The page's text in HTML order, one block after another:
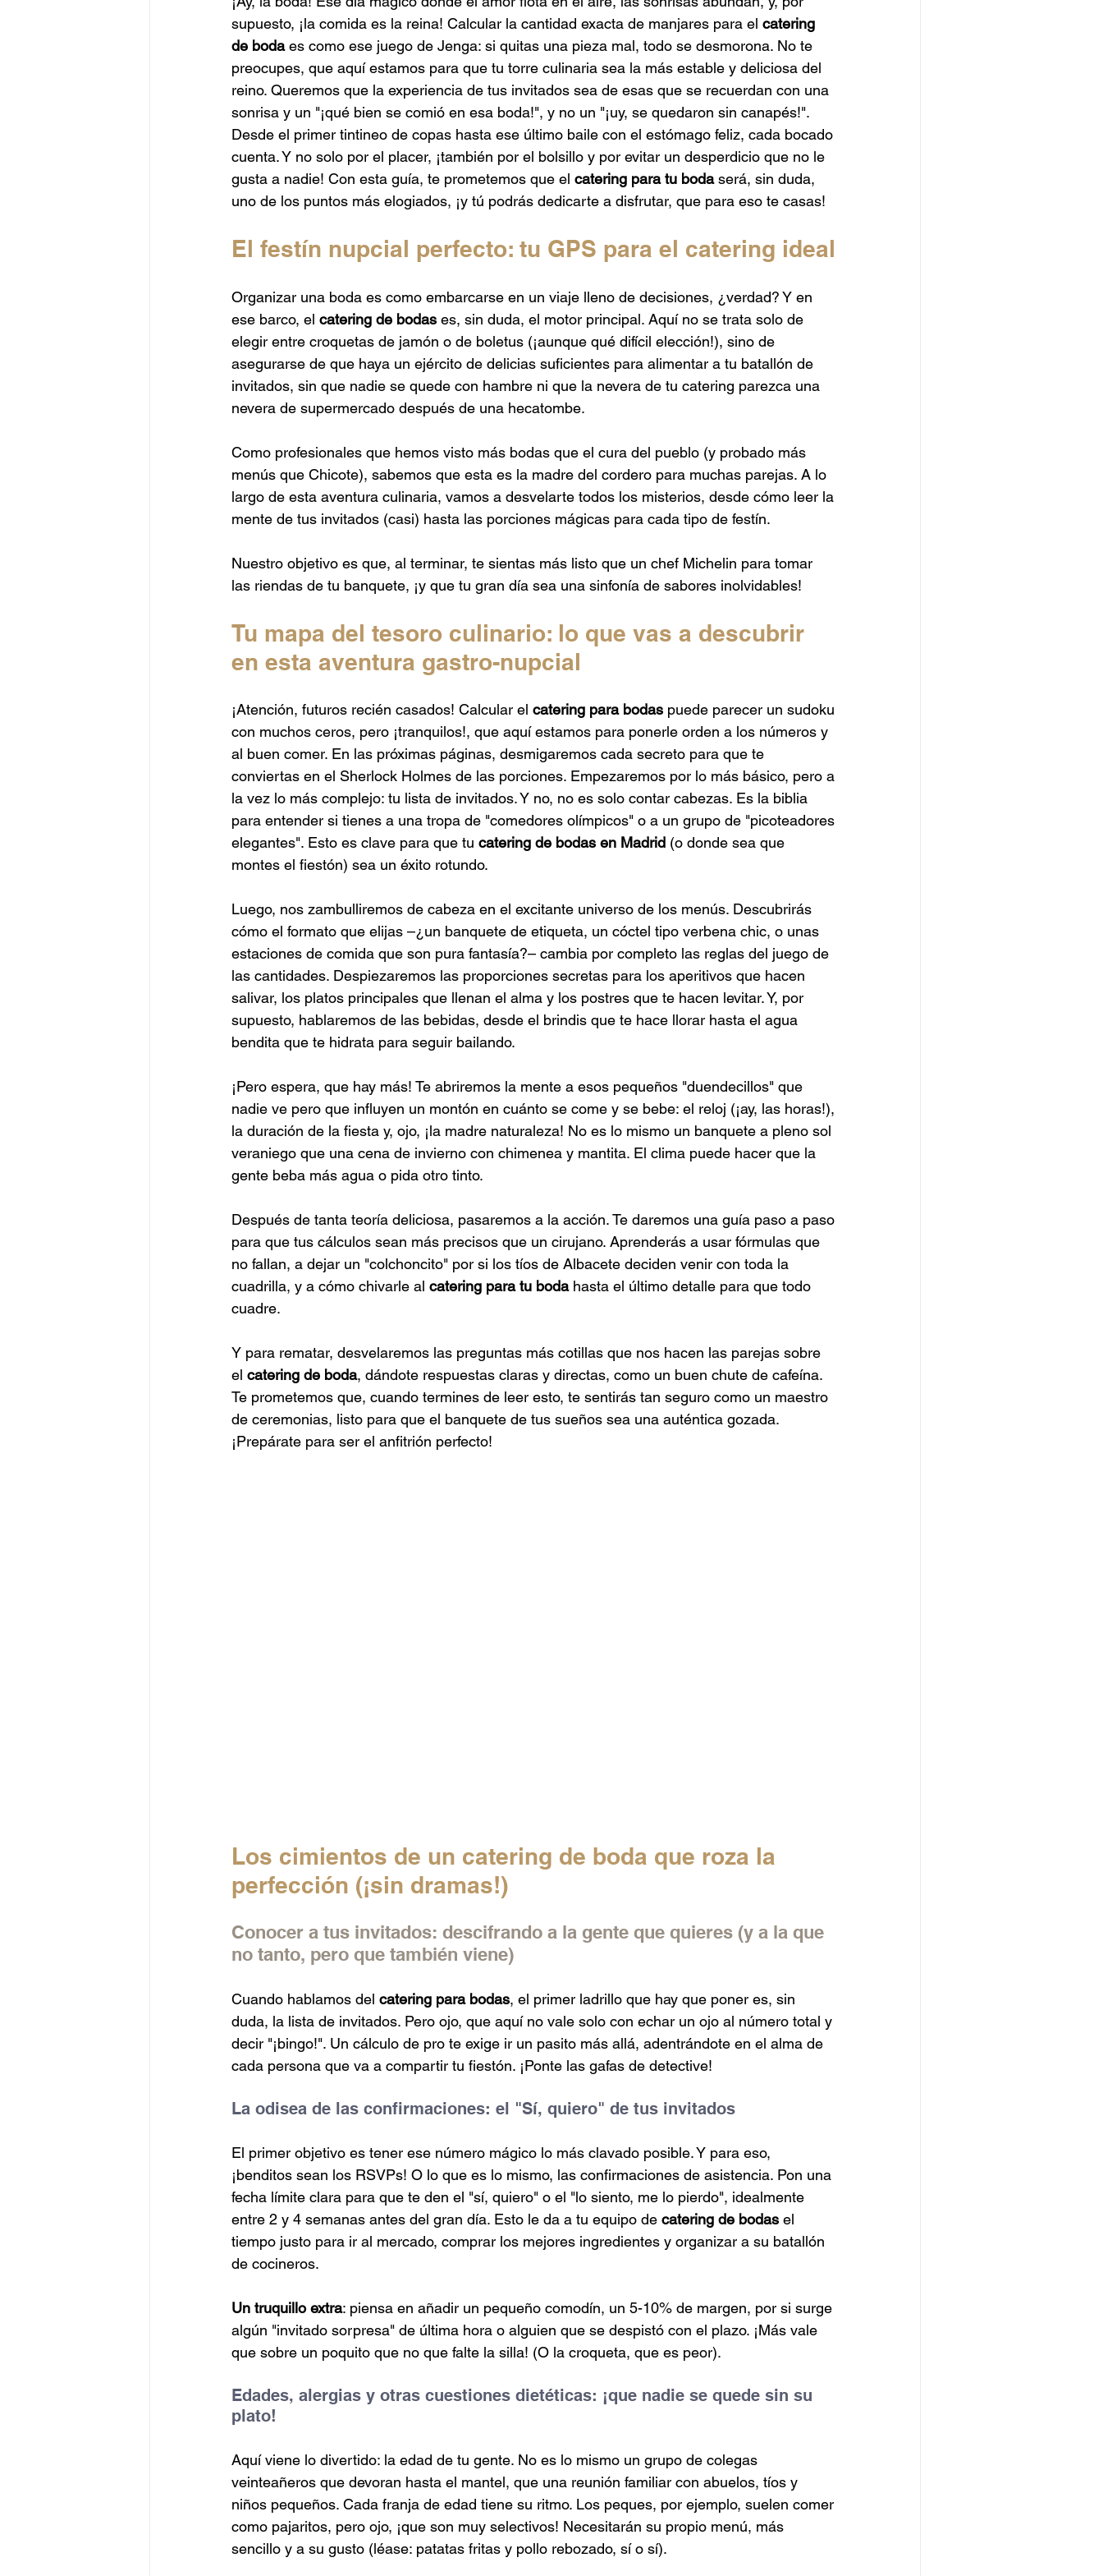
Catering Alta Gama Catering Mexicano Catering de Hamburguesas
Catering Peruano Catering Japonés Catering para Graduaciones
supuesto, ¡la comida es la reina! Calcular la cantidad exacta de manjares para el catering
de boda es como ese juego de Jenga: si quitas una pieza mal, todo se desmorona. No te
preocupes, que aquí estamos para que tu torre culinaria sea la más estable y deliciosa del
reino. Queremos que la experiencia de tus invitados sea de esas que se recuerdan con una
sonrisa y un "¡qué bien se comió en esa boda!", y no un "¡uy, se quedaron sin canapés!".
Desde el primer tintineo de copas hasta ese último baile con el estómago feliz, cada bocado
cuenta. Y no solo por el placer, ¡también por el bolsillo y por evitar un desperdicio que no le
gusta a nadie! Con esta guía, te prometemos que el catering para tu boda será, sin duda,
uno de los puntos más elogiados, ¡y tú podrás dedicarte a disfrutar, que para eso te casas!
El festín nupcial perfecto: tu GPS para el catering ideal
Organizar una boda es como embarcarse en un viaje lleno de decisiones, ¿verdad? Y en
ese barco, el catering de bodas es, sin duda, el motor principal. Aquí no se trata solo de
elegir entre croquetas de jamón o de boletus (¡aunque qué difícil elección!), sino de
asegurarse de que haya un ejército de delicias suficientes para alimentar a tu batallón de
invitados, sin que nadie se quede con hambre ni que la nevera de tu catering parezca una
nevera de supermercado después de una hecatombe.
Como profesionales que hemos visto más bodas que el cura del pueblo (y probado más
menús que Chicote), sabemos que esta es la madre del cordero para muchas parejas. A lo
largo de esta aventura culinaria, vamos a desvelarte todos los misterios, desde cómo leer la
mente de tus invitados (casi) hasta las porciones mágicas para cada tipo de festín.
Nuestro objetivo es que, al terminar, te sientas más listo que un chef Michelin para tomar
las riendas de tu banquete, ¡y que tu gran día sea una sinfonía de sabores inolvidables!
Tu mapa del tesoro culinario: lo que vas a descubrir
en esta aventura gastro-nupcial
¡Atención, futuros recién casados! Calcular el catering para bodas puede parecer un sudoku
con muchos ceros, pero ¡tranquilos!, que aquí estamos para ponerle orden a los números y
al buen comer. En las próximas páginas, desmigaremos cada secreto para que te
conviertas en el Sherlock Holmes de las porciones. Empezaremos por lo más básico, pero a
la vez lo más complejo: tu lista de invitados. Y no, no es solo contar cabezas. Es la biblia
para entender si tienes a una tropa de "comedores olímpicos" o a un grupo de "picoteadores
elegantes". Esto es clave para que tu catering de bodas en Madrid (o donde sea que
montes el fiestón) sea un éxito rotundo.
Luego, nos zambulliremos de cabeza en el excitante universo de los menús. Descubrirás
cómo el formato que elijas –¿un banquete de etiqueta, un cóctel tipo verbena chic, o unas
estaciones de comida que son pura fantasía?– cambia por completo las reglas del juego de
las cantidades. Despiezaremos las proporciones secretas para los aperitivos que hacen
salivar, los platos principales que llenan el alma y los postres que te hacen levitar. Y, por
supuesto, hablaremos de las bebidas, desde el brindis que te hace llorar hasta el agua
bendita que te hidrata para seguir bailando.
¡Pero espera, que hay más! Te abriremos la mente a esos pequeños "duendecillos" que
nadie ve pero que influyen un montón en cuánto se come y se bebe: el reloj (¡ay, las horas!),
la duración de la fiesta y, ojo, ¡la madre naturaleza! No es lo mismo un banquete a pleno sol
veraniego que una cena de invierno con chimenea y mantita. El clima puede hacer que la
gente beba más agua o pida otro tinto.
Después de tanta teoría deliciosa, pasaremos a la acción. Te daremos una guía paso a paso
para que tus cálculos sean más precisos que un cirujano. Aprenderás a usar fórmulas que
no fallan, a dejar un "colchoncito" por si los tíos de Albacete deciden venir con toda la
cuadrilla, y a cómo chivarle al catering para tu boda hasta el último detalle para que todo
cuadre.
Y para rematar, desvelaremos las preguntas más cotillas que nos hacen las parejas sobre
el catering de boda, dándote respuestas claras y directas, como un buen chute de cafeína.
Te prometemos que, cuando termines de leer esto, te sentirás tan seguro como un maestro
de ceremonias, listo para que el banquete de tus sueños sea una auténtica gozada.
¡Prepárate para ser el anfitrión perfecto!
Los cimientos de un catering de boda que roza la
perfección (¡sin dramas!)
Conocer a tus invitados: descifrando a la gente que quieres (y a la que
no tanto, pero que también viene)
Cuando hablamos del catering para bodas, el primer ladrillo que hay que poner es, sin
duda, la lista de invitados. Pero ojo, que aquí no vale solo con echar un ojo al número total y
decir "¡bingo!". Un cálculo de pro te exige ir un pasito más allá, adentrándote en el alma de
cada persona que va a compartir tu fiestón. ¡Ponte las gafas de detective!
La odisea de las confirmaciones: el "Sí, quiero" de tus invitados
El primer objetivo es tener ese número mágico lo más clavado posible. Y para eso,
¡benditos sean los RSVPs! O lo que es lo mismo, las confirmaciones de asistencia. Pon una
fecha límite clara para que te den el "sí, quiero" o el "lo siento, me lo pierdo", idealmente
entre 2 y 4 semanas antes del gran día. Esto le da a tu equipo de catering de bodas el
tiempo justo para ir al mercado, comprar los mejores ingredientes y organizar a su batallón
de cocineros.
Un truquillo extra: piensa en añadir un pequeño comodín, un 5-10% de margen, por si surge
algún "invitado sorpresa" de última hora o alguien que se despistó con el plazo. ¡Más vale
que sobre un poquito que no que falte la silla! (O la croqueta, que es peor).
Edades, alergias y otras cuestiones dietéticas: ¡que nadie se quede sin su
plato!
Aquí viene lo divertido: la edad de tu gente. No es lo mismo un grupo de colegas
veinteañeros que devoran hasta el mantel, que una reunión familiar con abuelos, tíos y
niños pequeños. Cada franja de edad tiene su ritmo. Los peques, por ejemplo, suelen comer
como pajaritos, pero ojo, ¡que son muy selectivos! Necesitarán su propio menú, más
sencillo y a su gusto (léase: patatas fritas y pollo rebozado, sí o sí).